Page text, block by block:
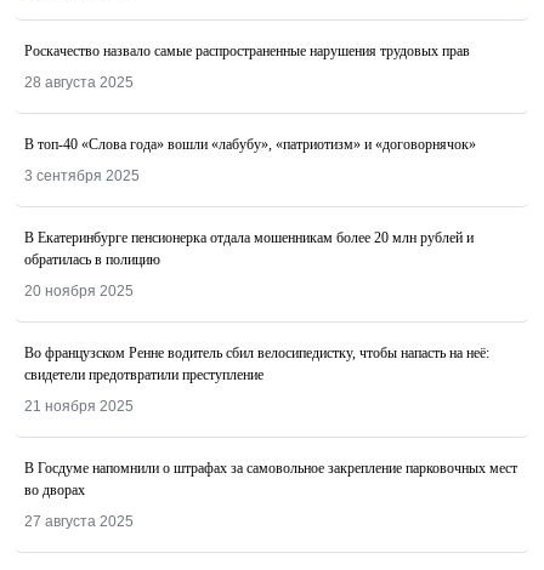
Роскачество назвалo самые распространенные нарушения трудовых прав
28 августа 2025
В топ-40 «Слова года» вошли «лабубу», «патриотизм» и «договорнячок»
3 сентября 2025
В Екатеринбурге пенсионерка отдала мошенникам более 20 млн рублей и
обратилась в полицию
20 ноября 2025
Во французском Ренне водитель сбил велосипедистку, чтобы напасть на неё:
свидетели предотвратили преступление
21 ноября 2025
В Госдуме напомнили о штрафах за самовольное закрепление парковочных мест
во дворах
27 августа 2025